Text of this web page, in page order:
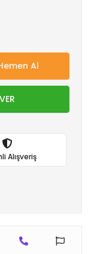
Al
Alışveriş